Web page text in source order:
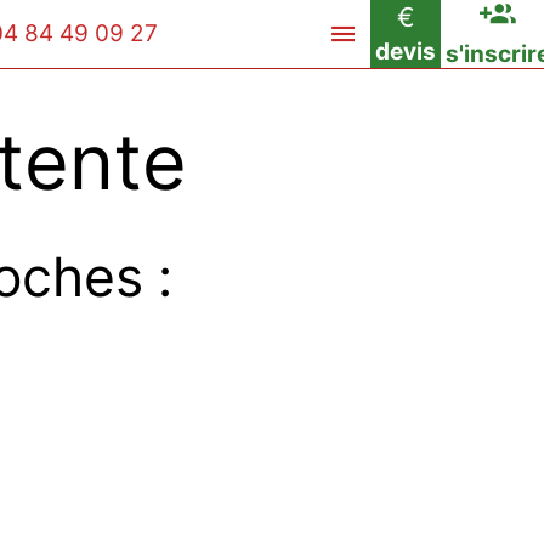
84 49 09 27
€
devis
: